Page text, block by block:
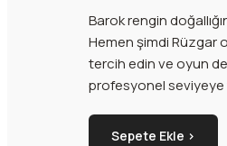
Barok rengin
Hemen şimdi Rüzgar
tercih edin ve oyun
profesyonel seviyeye
Sepete Ekle ›